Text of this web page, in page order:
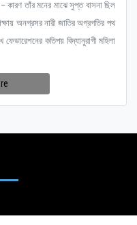
কারণ তাঁর মনের মাঝে সুপ্ত বাসনা ছিল
অনগ্রসর নারী জাতির অগ্রগতির পথ
কতিপয় বিদ্যানুরাগী মহিলা